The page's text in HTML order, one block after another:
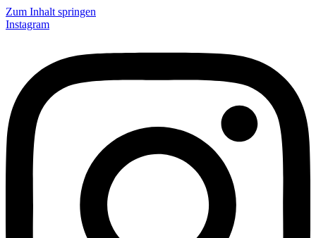
Zum Inhalt springen
Instagram